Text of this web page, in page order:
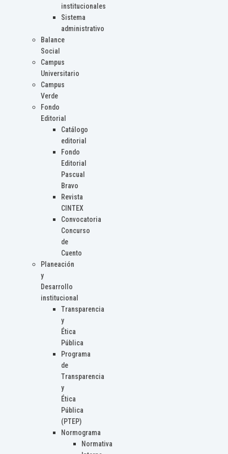
institucionales
Sistema
administrativo
Balance
Social
Campus
Universitario
Campus
Verde
Fondo
Editorial
Catálogo
editorial
Fondo
Editorial
Pascual
Bravo
Revista
CINTEX
Convocatoria
Concurso
de
Cuento
Planeación
y
Desarrollo
institucional
Transparencia
y
Ética
Pública
Programa
de
Transparencia
y
Ética
Pública
(PTEP)
Normograma
Normativa